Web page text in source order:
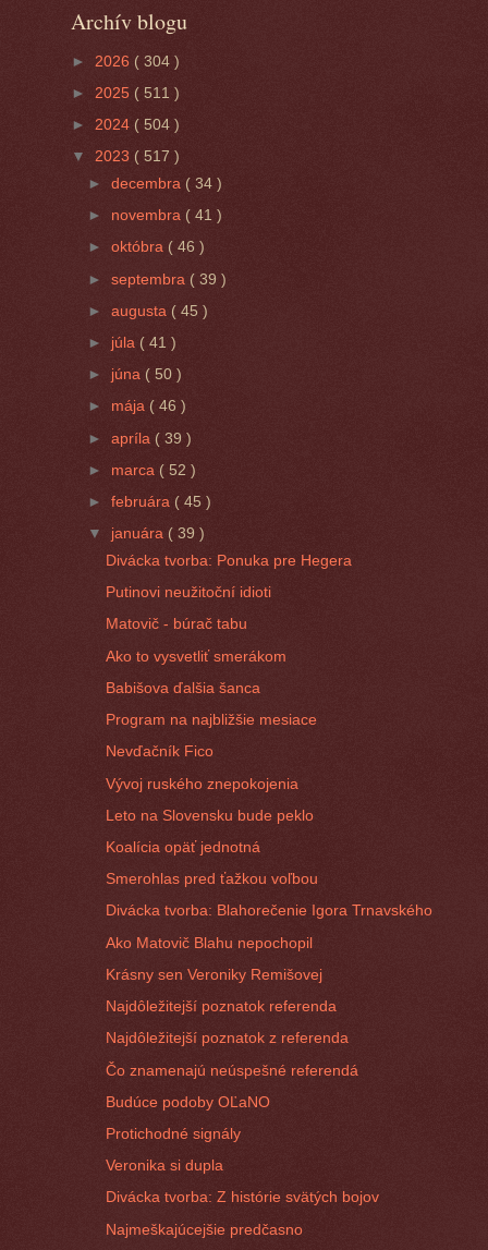
Archív blogu
► 2026 ( 304 )
► 2025 ( 511 )
► 2024 ( 504 )
▼ 2023 ( 517 )
►decembra ( 34 )
► novembra ( 41 )
►októbra ( 46 )
►septembra( 39 )
►augusta ( 45 )
► júla ( 41 )
► júna ( 50 )
► mája( 46 )
►apríla ( 39 )
► marca ( 52 )
►februára ( 45 )
▼ januára ( 39 )
Divácka tvorba: Ponuka pre Hegera
Putinovi neužitoční idioti
Matovič - búrač tabu
Ako to vysvetliť smerákom
Babišova ďalšia šanca
Program na najbližšie mesiace
Nevďačník Fico
Vývoj ruského znepokojenia
Leto na Slovensku bude peklo
Koalícia opäť jednotná
Smerohlas pred ťažkou voľbou
Divácka tvorba: Blahorečenie Igora Trnavského
Ako Matovič Blahu nepochopil
Krásny sen Veroniky Remišovej
Najdôležitejší poznatok referenda
Najdôležitejší poznatok z referenda
Čo znamenajú neúspešné referendá
Budúce podoby OĽaNO
Protichodné signály
Veronika si dupla
Divácka tvorba: Z histórie svätých bojov
Najmeškajúcejšie predčasno